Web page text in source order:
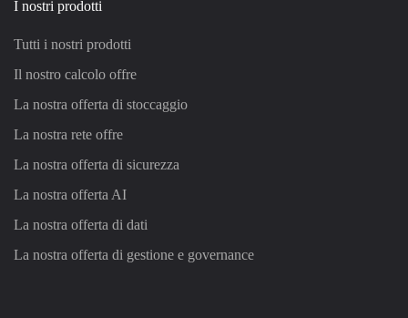
I nostri prodotti
Tutti i nostri prodotti
Il nostro calcolo offre
La nostra offerta di stoccaggio
La nostra rete offre
La nostra offerta di sicurezza
La nostra offerta AI
La nostra offerta di dati
La nostra offerta di gestione e governance